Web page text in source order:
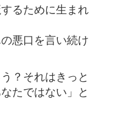
るために生まれ
悪口を言い続け
？それはきっと
たではない」と